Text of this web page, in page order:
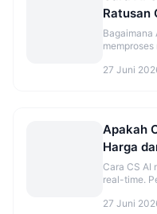
Ratusan
Bagaimana
27 Juni
Apakah
Harga
Cara CS AI
real-time.
27 Juni